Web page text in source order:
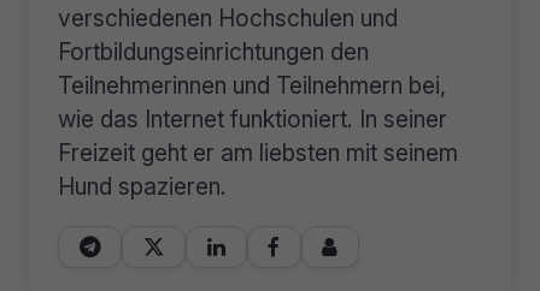
verschiedenen Hochschulen und
Fortbildungseinrichtungen den
Teilnehmerinnen und Teilnehmern bei,
wie das Internet funktioniert. In seiner
Freizeit geht er am liebsten mit seinem
Hund spazieren.
    